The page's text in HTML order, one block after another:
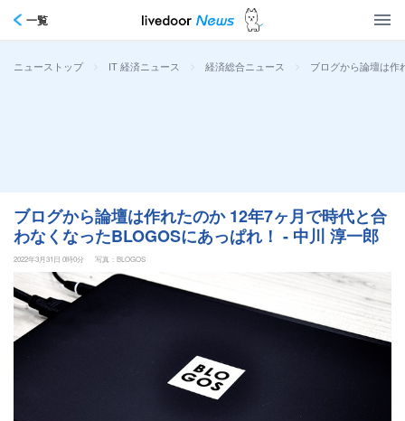
一覧
ニューストップ > IT 経済ニュース > 経済総合ニュース > ブログから論壇は作
ブログから論壇は作れたのか 12年7ヶ月で時代と合
わなくなったBLOGOSにあっぱれ！ - 中川 淳一郎
2022年3月31日 0時0分 写真：BLOGOS